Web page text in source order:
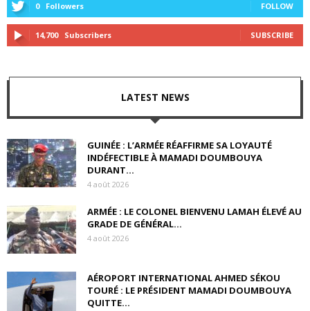
0 Followers FOLLOW
14,700 Subscribers SUBSCRIBE
LATEST NEWS
GUINÉE : L’ARMÉE RÉAFFIRME SA LOYAUTÉ
INDÉFECTIBLE À MAMADI DOUMBOUYA
DURANT...
4 août 2026
ARMÉE : LE COLONEL BIENVENU LAMAH ÉLEVÉ AU
GRADE DE GÉNÉRAL...
4 août 2026
AÉROPORT INTERNATIONAL AHMED SÉKOU
TOURÉ : LE PRÉSIDENT MAMADI DOUMBOUYA
QUITTE...